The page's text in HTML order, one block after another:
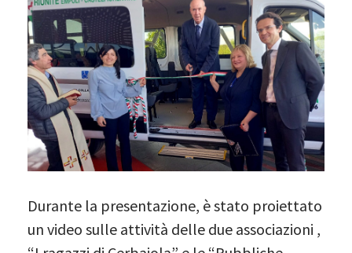
Durante la presentazione, è stato proiettato
un video sulle attività delle due associazioni ,